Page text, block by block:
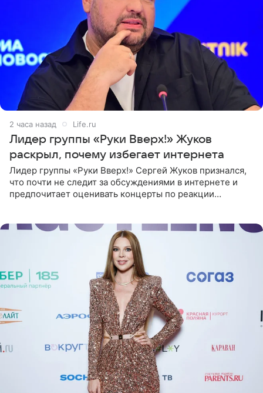
2 часа назад Life.ru
Лидер группы «Руки Вверх!» Жуков
раскрыл, почему избегает интернета
Лидер группы «Руки Вверх!» Сергей Жуков признался,
что почти не следит за обсуждениями в интернете и
предпочитает оценивать концерты по реакции